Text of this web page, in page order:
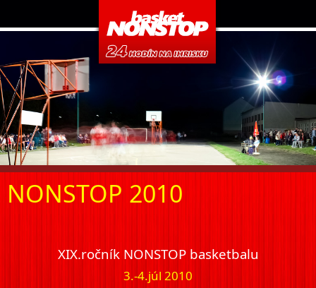
NONSTOP 2010
XIX.ročník NONSTOP basketbalu
3.-4.júl 2010